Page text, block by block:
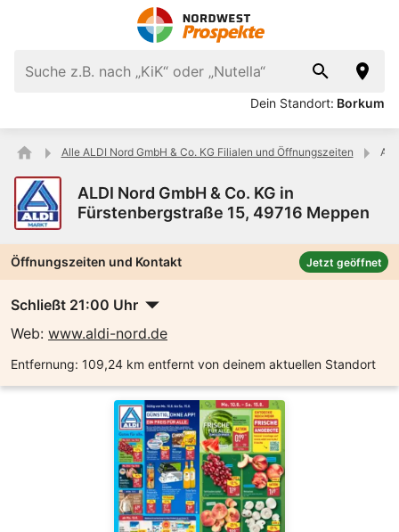
Dein Standort: Borkum
Alle ALDI Nord GmbH & Co. KG Filialen und Öffnungszeiten
ALDI Nord GmbH & Co. KG in
Fürstenbergstraße 15, 49716 Meppen
Öffnungszeiten und Kontakt Jetzt geöffnet
Schließt 21:00 Uhr
Web: www.aldi-nord.de
Entfernung: 109,24 km entfernt von deinem aktuellen Standort